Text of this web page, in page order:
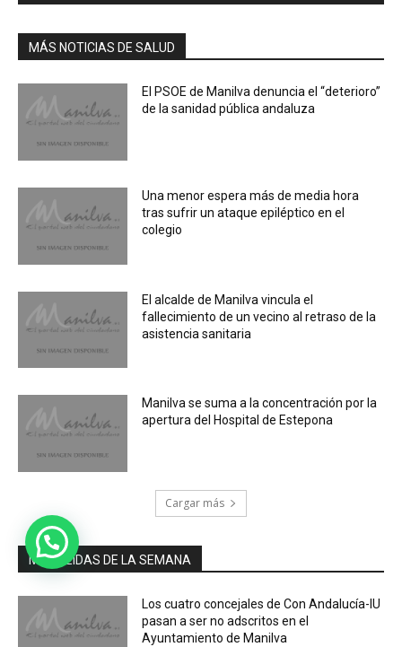
MÁS NOTICIAS DE SALUD
El PSOE de Manilva denuncia el “deterioro”
de la sanidad pública andaluza
Una menor espera más de media hora
tras sufrir un ataque epiléptico en el
colegio
El alcalde de Manilva vincula el
fallecimiento de un vecino al retraso de la
asistencia sanitaria
Manilva se suma a la concentración por la
apertura del Hospital de Estepona
Cargar más
MÁS LEIDAS DE LA SEMANA
Los cuatro concejales de Con Andalucía-IU
pasan a ser no adscritos en el
Ayuntamiento de Manilva